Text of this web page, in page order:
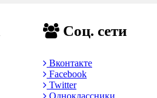
Соц. сети
Вконтакте
Facebook
Twitter